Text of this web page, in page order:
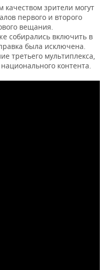
зрители могут
первого и второго
вещания.
собирались включить в
была исключена.
третьего мультиплекса,
контента.